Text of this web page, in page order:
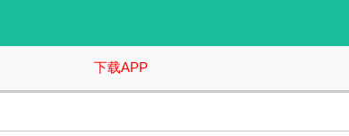
下载APP